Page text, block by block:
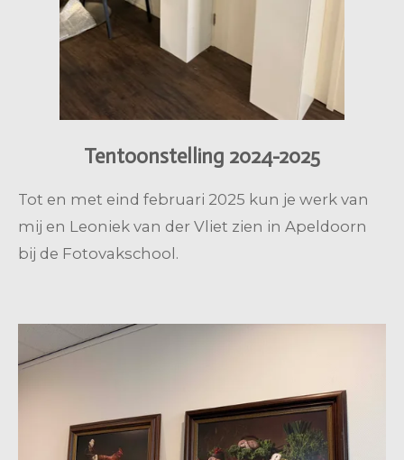
Tentoonstelling 2024-2025
Tot en met eind februari 2025 kun je werk van
mij en Leoniek van der Vliet zien in Apeldoorn
bij de Fotovakschool.